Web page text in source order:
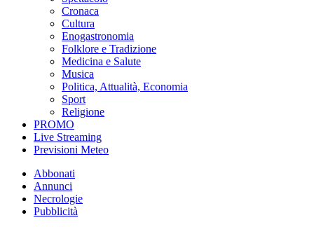
Cronaca
Cultura
Enogastronomia
Folklore e Tradizione
Medicina e Salute
Musica
Politica, Attualità, Economia
Sport
Religione
PROMO
Live Streaming
Previsioni Meteo
Abbonati
Annunci
Necrologie
Pubblicità